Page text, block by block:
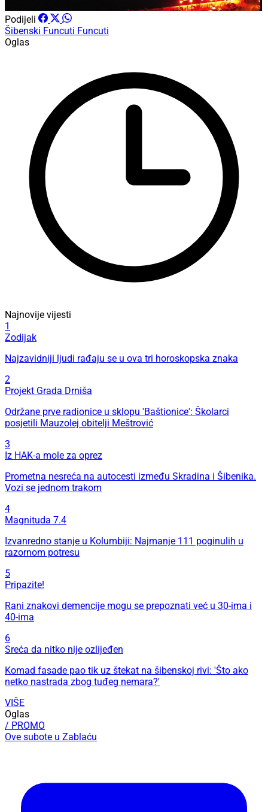
Podijeli
Šibenski Funcuti Funcuti
Oglas
Najnovije vijesti
1
Zodijak
Najzavidniji ljudi rađaju se u ova tri horoskopska znaka
2
Projekt Grada Drniša
Održane prve radionice u sklopu 'Baštionice': Školarci
posjetili Mauzolej obitelji Meštrović
3
Iz HAK-a mole za oprez
Prometna nesreća na autocesti između Skradina i Šibenika.
Vozi se jednom trakom
4
Magnituda 7.4
Izvanredno stanje u Kolumbiji: Najmanje 111 poginulih u
razornom potresu
5
Pripazite!
Rani znakovi demencije mogu se prepoznati već u 30-ima i
40-ima
6
Sreća da nitko nije ozlijeđen
Komad fasade pao tik uz štekat na šibenskoj rivi: 'Što ako
netko nastrada zbog tuđeg nemara?'
VIŠE
Oglas
/ PROMO
Ove subote u Zablaću